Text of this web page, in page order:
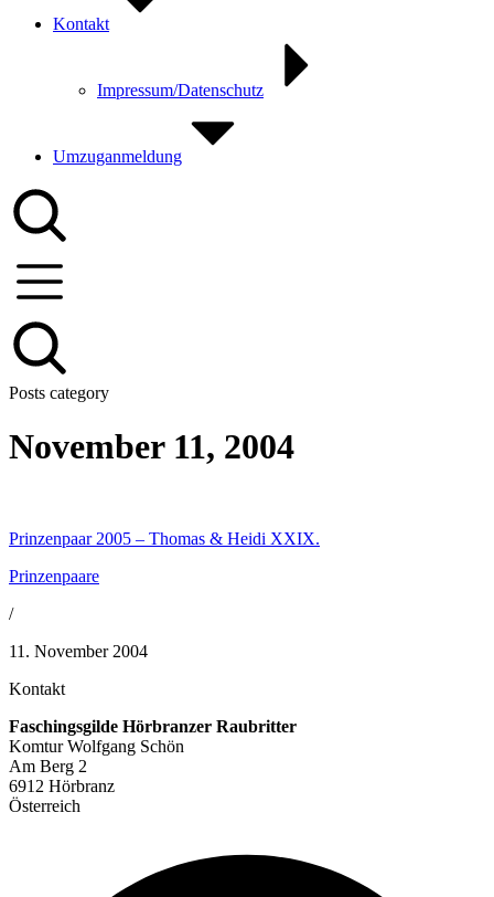
Kontakt
Impressum/Datenschutz
Umzuganmeldung
Posts category
November 11, 2004
Prinzenpaar 2005 – Thomas & Heidi XXIX.
Prinzenpaare
/
11. November 2004
Kontakt
Faschingsgilde Hörbranzer Raubritter
Komtur Wolfgang Schön
Am Berg 2
6912 Hörbranz
Österreich